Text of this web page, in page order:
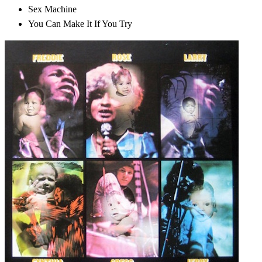
Sex Machine
You Can Make It If You Try